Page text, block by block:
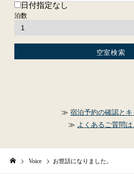
日付指定なし
泊数
宿泊予約の確認と
よくあるご質問は
Voice お世話になりました。